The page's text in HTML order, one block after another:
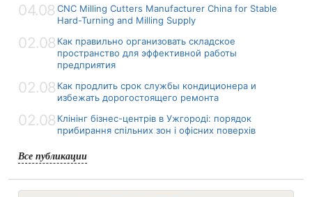
04.08 CNC Milling Cutters Manufacturer China for Stable
Hard-Turning and Milling Supply
02.08 Как правильно организовать складское
пространство для эффективной работы
предприятия
02.08 Как продлить срок службы кондиционера и
избежать дорогостоящего ремонта
02.08 Клінінг бізнес-центрів в Ужгороді: порядок
прибирання спільних зон і офісних поверхів
Все публикации